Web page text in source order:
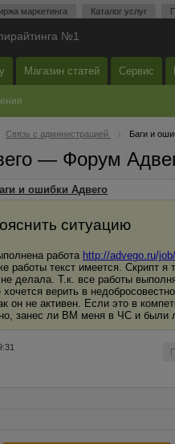
маркетинга Каталог услуг
№1
Магазин статей Сервис
Связь с администрацией Баги и
— Форум
и ошибки Адвего
ситуацию
работа http://advego.ru/
работы текст имеется. Скрипт
делала. Т.к. все работы
верить в
он не активен. Если это в
занес ли ВМ меня в ЧС и были